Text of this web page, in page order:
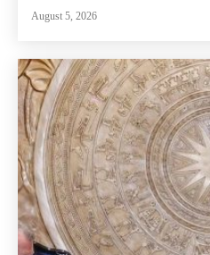
August 5, 2026